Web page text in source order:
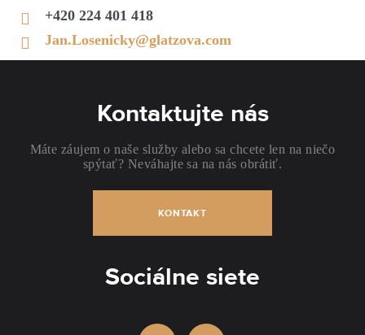
+420 224 401 418
Jan.Losenicky@glatzova.com
Kontaktujte nás
Máte záujem o naše služby alebo sa chcete len na niečo
spýtať? Neváhajte sa na nás obrátiť.
KONTAKT
Sociálne siete